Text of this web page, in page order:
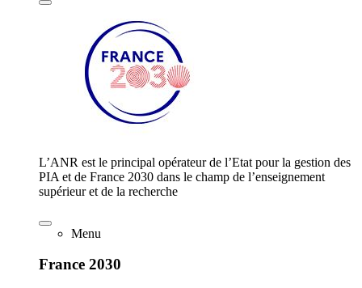
L’ANR est le principal opérateur de l’Etat pour la gestion des
PIA et de France 2030 dans le champ de l’enseignement
supérieur et de la recherche
Menu
France 2030